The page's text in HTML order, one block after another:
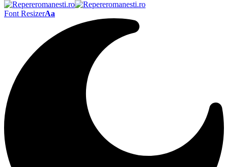
Font ResizerAa